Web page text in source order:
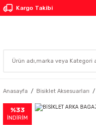
Kargo Takibi
Anasayfa Bisiklet Aksesuarları
%33
İNDİRİM